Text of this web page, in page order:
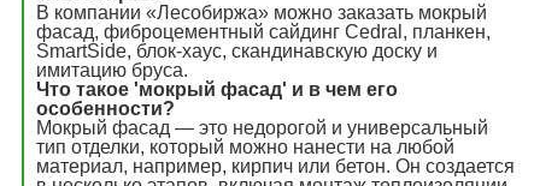
В компании «Лесобиржа» можно заказать мокрый
фасад, фиброцементный сайдинг Cedral, планкен,
SmartSide, блок-хаус, скандинавскую доску и
имитацию бруса.
Что такое 'мокрый фасад' и в чем его
особенности?
Мокрый фасад — это недорогой и универсальный
тип отделки, который можно нанести на любой
материал, например, кирпич или бетон. Он создается